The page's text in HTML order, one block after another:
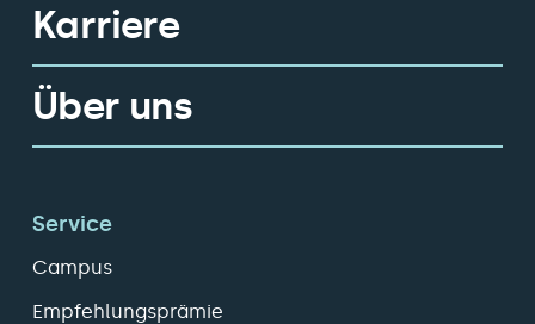
Karriere
Über uns
Service
Campus
Empfehlungsprämie